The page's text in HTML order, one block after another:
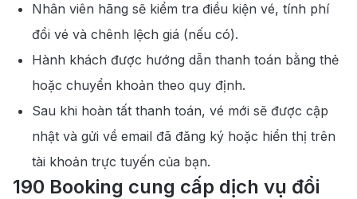
Nhân viên hãng sẽ kiểm tra điều kiện vé, tính phí
đổi vé và chênh lệch giá (nếu có).
Hành khách được hướng dẫn thanh toán bằng thẻ
hoặc chuyển khoản theo quy định.
Sau khi hoàn tất thanh toán, vé mới sẽ được cập
nhật và gửi về email đã đăng ký hoặc hiển thị trên
tài khoản trực tuyến của bạn.
190 Booking cung cấp dịch vụ đổi